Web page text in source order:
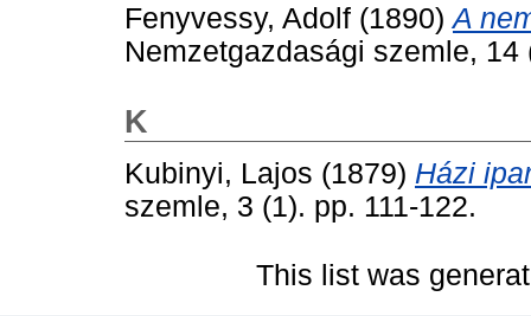
Fenyvessy, Adolf (1890)A
Nemzetgazdasági szemle, 14
K
Kubinyi, Lajos (1879) Házi
szemle, 3 (1). pp. 111-122.
This list was